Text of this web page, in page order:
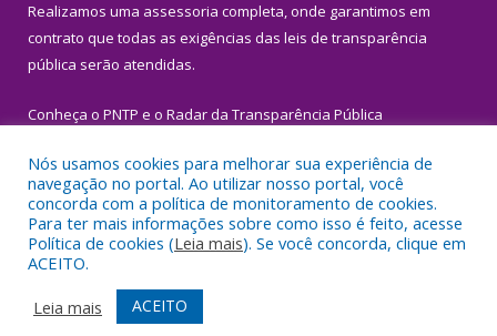
Realizamos uma assessoria completa, onde garantimos em
contrato que todas as exigências das leis de transparência
pública serão atendidas.
Conheça o PNTP e o Radar da Transparência Pública
Todos os direitos reservados a Prefeitura Municipal de Igarapé-
Miri.
Mapa do Site
Acessar Área Administrativa
Acessar Webmail
Nós usamos cookies para melhorar sua experiência de
navegação no portal. Ao utilizar nosso portal, você
concorda com a política de monitoramento de cookies.
Para ter mais informações sobre como isso é feito, acesse
Política de cookies (Leia mais). Se você concorda, clique em
ACEITO.
Leia mais
ACEITO